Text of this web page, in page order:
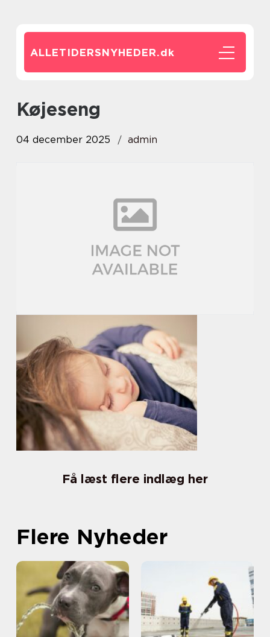
ALLETIDERSNYHEDER.dk
Køjeseng
04 december 2025 admin
Få læst flere indlæg her
Flere Nyheder